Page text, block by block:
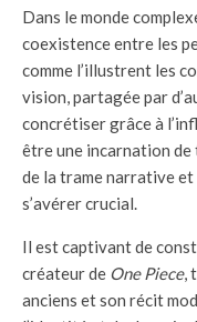
Dans le monde
coexistence entre les
comme l’illustrent les
vision, partagée par
concrétiser grâce à
être une incarnation de
de la trame narrative
s’avérer crucial.
Il est captivant de
créateur de One Piece,
anciens et son récit